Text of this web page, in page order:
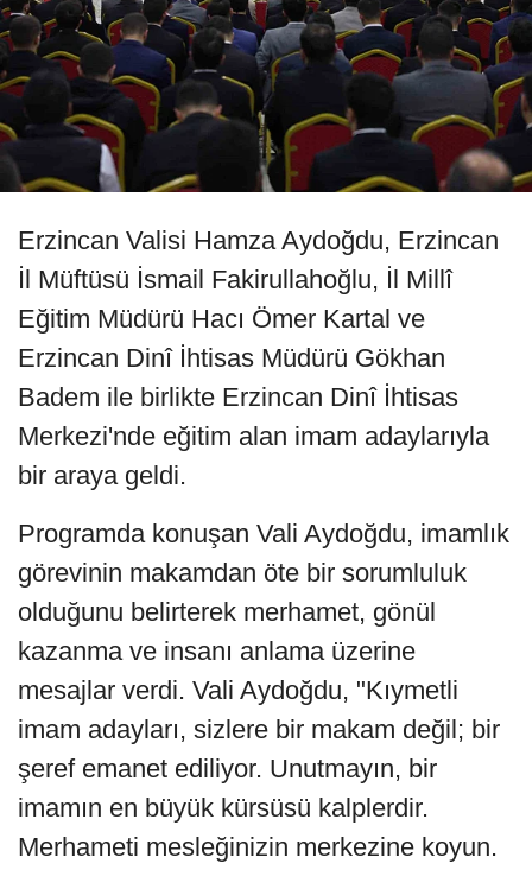
Erzincan Valisi Hamza Aydoğdu, Erzincan
İl Müftüsü İsmail Fakirullahoğlu, İl Millî
Eğitim Müdürü Hacı Ömer Kartal ve
Erzincan Dinî İhtisas Müdürü Gökhan
Badem ile birlikte Erzincan Dinî İhtisas
Merkezi'nde eğitim alan imam adaylarıyla
bir araya geldi.
Programda konuşan Vali Aydoğdu, imamlık
görevinin makamdan öte bir sorumluluk
olduğunu belirterek merhamet, gönül
kazanma ve insanı anlama üzerine
mesajlar verdi. Vali Aydoğdu, "Kıymetli
imam adayları, sizlere bir makam değil; bir
şeref emanet ediliyor. Unutmayın, bir
imamın en büyük kürsüsü kalplerdir.
Merhameti mesleğinizin merkezine koyun.